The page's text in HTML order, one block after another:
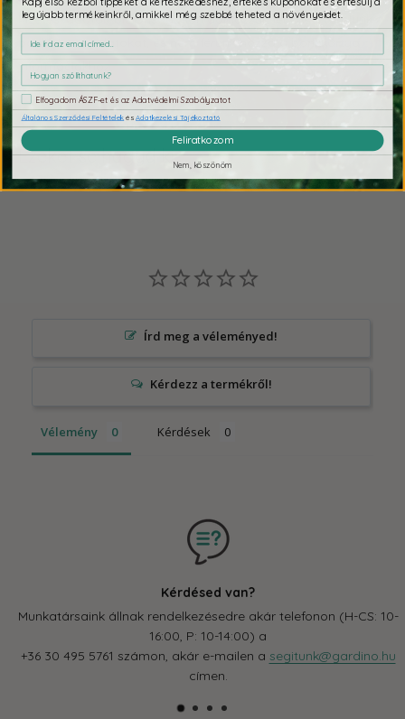
Fizetési adatait biztonságosan dolgozzuk fel. Nem tárolunk
bankkártya adatokat, és nem férünk hozzá a bankkártya
információkhoz.
Ezeket se hagyd ki
Írd meg a véleményed!
Vélemény Kérdések
Kérdésed van?
Munkatársaink állnak rendelkezésedre akár telefonon (H-CS: 10-
16:00, P: 10-14:00) a
+36 30 495 5761 számon, akár e-mailen asegitunk@gardino.hu
címen.
legújabb termékeinkről, amikkel még szebbé teheted a növényeidet.
Elfogadom ÁSZF-et és az Adatvédelmi Szabályzatot
Általános Szerződési FeltételekésAdatkezelési Tájékoztató
Feliratkozom
Nem, köszönöm